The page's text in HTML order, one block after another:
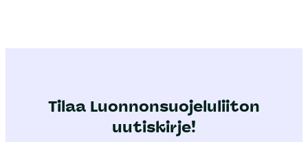
Tilaa Luonnonsuojeluliiton
uutiskirje!